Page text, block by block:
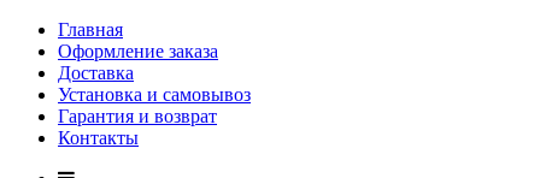
Главная
Оформление заказа
Доставка
Установка и самовывоз
Гарантия и возврат
Контакты